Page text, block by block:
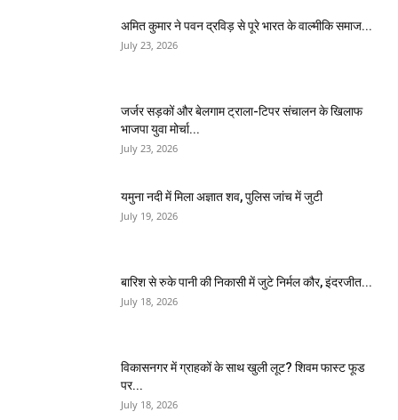
अमित कुमार ने पवन द्रविड़ से पूरे भारत के वाल्मीकि समाज...
July 23, 2026
जर्जर सड़कों और बेलगाम ट्राला-टिपर संचालन के खिलाफ
भाजपा युवा मोर्चा...
July 23, 2026
यमुना नदी में मिला अज्ञात शव, पुलिस जांच में जुटी
July 19, 2026
बारिश से रुके पानी की निकासी में जुटे निर्मल कौर, इंदरजीत...
July 18, 2026
विकासनगर में ग्राहकों के साथ खुली लूट? शिवम फास्ट फूड
पर...
July 18, 2026